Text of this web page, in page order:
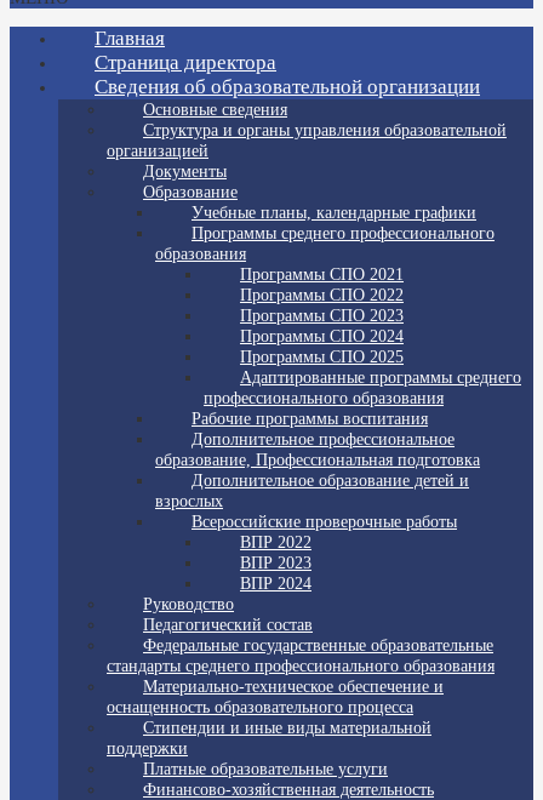
Главная
Страница директора
Сведения об образовательной организации
Основные сведения
Структура и органы управления образовательной
организацией
Документы
Образование
Учебные планы, календарные графики
Программы среднего профессионального
образования
Программы СПО 2021
Программы СПО 2022
Программы СПО 2023
Программы СПО 2024
Программы СПО 2025
Адаптированные программы среднего
профессионального образования
Рабочие программы воспитания
Дополнительное профессиональное
образование, Профессиональная подготовка
Дополнительное образование детей и
взрослых
Всероссийские проверочные работы
ВПР 2022
ВПР 2023
ВПР 2024
Руководство
Педагогический состав
Федеральные государственные образовательные
стандарты среднего профессионального образования
Материально-техническое обеспечение и
оснащенность образовательного процесса
Стипендии и иные виды материальной
поддержки
Платные образовательные услуги
Финансово-хозяйственная деятельность